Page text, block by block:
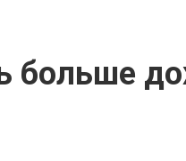
больше